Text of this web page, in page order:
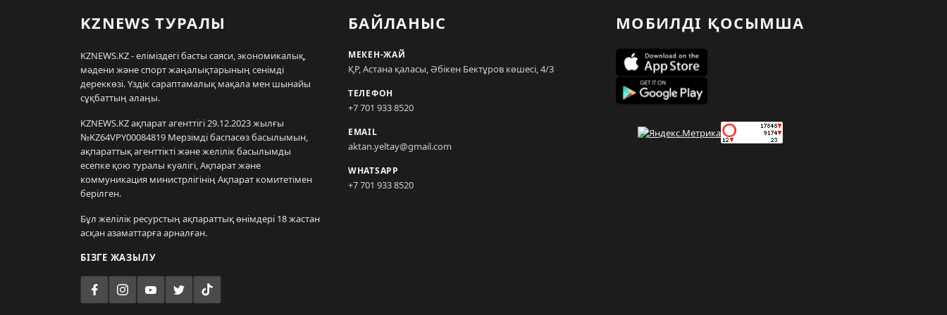
KZNEWS ТУРАЛЫ
KZNEWS.KZ - еліміздегі басты саяси, экономикалық,
мәдени және спорт жаңалықтарының сенімді
дереккөзі. Үздік сараптамалық мақала мен шынайы
сұқбаттың алаңы.
KZNEWS.KZ ақпарат агенттігі 29.12.2023 жылғы
№KZ64VPY00084819 Мерзімді баспасөз басылымын,
ақпараттық агенттікті және желілік басылымды
есепке қою туралы куәлігі, Ақпарат және
коммуникация министрлігінің Ақпарат комитетімен
берілген.
Бұл желілік ресурстың ақпараттық өнімдері 18 жастан
асқан азаматтарға арналған.
БІЗГЕ ЖАЗЫЛУ
БАЙЛАНЫС
МЕКЕН-ЖАЙ
ҚР, Астана қаласы, Әбікен Бектұров көшесі, 4/3
ТЕЛЕФОН
+7 701 933 8520
EMAIL
aktan.yeltay@gmail.com
WHATSAPP
+7 701 933 8520
МОБИЛДІ ҚОСЫМША